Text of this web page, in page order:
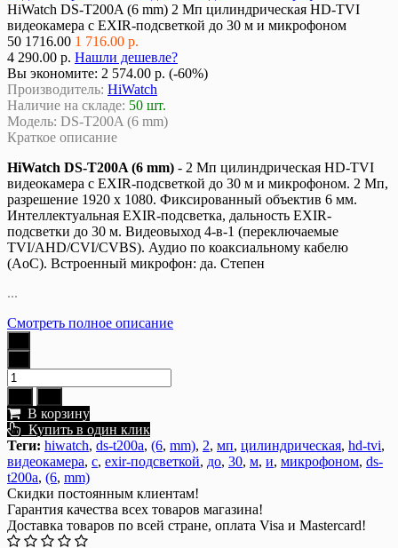
HiWatch DS-T200A (6 mm) 2 Мп цилиндрическая HD-TVI
видеокамера с EXIR-подсветкой до 30 м и микрофоном
50 1716.00 1 716.00 р.
4 290.00 р. Нашли дешевле?
Вы экономите: 2 574.00 р. (-60%)
Производитель: HiWatch
Наличие на складе: 50 шт.
Модель: DS-T200A (6 mm)
Краткое описание
HiWatch DS-T200A (6 mm) - 2 Мп цилиндрическая HD-TVI
видеокамера с EXIR-подсветкой до 30 м и микрофоном. 2 Mп,
разрешение 1920 x 1080. Фиксированный объектив 6 мм.
Интеллектуальная EXIR-подсветка, дальность EXIR-
подсветки до 30 м. Видеовыход 4-в-1 (переключаемые
TVI/AHD/CVI/CVBS). Аудио по коаксиальному кабелю
(AoC). Встроенный микрофон: да. Степен
...
Смотреть полное описание
В корзину
Купить в один клик
Теги: hiwatch, ds-t200a, (6, mm), 2, мп, цилиндрическая, hd-tvi,
видеокамера, с, exir-подсветкой, до, 30, м, и, микрофоном, ds-
t200a, (6, mm)
Скидки постоянным клиентам!
Гарантия качества всех товаров магазина!
Доставка товаров по всей стране, оплата Visa и Mastercard!